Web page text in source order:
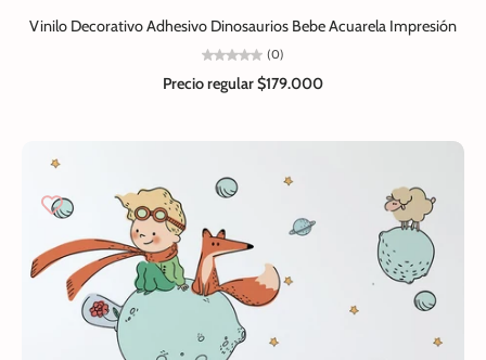
Vinilo Decorativo Adhesivo Dinosaurios Bebe Acuarela Impresión
(0)
Precio regular$179.000